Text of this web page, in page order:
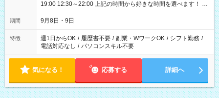
19:00 12:30～22:00 上記の時間から好きな時間を選べます！ ※
時間は変更となる可能性があります
期間 9月8日・9日
特徴 週1日からOK / 履歴書不要 / 副業・WワークOK / シフト勤務 /
電話対応なし / パソコンスキル不要
気になる！ 応募する 詳細へ